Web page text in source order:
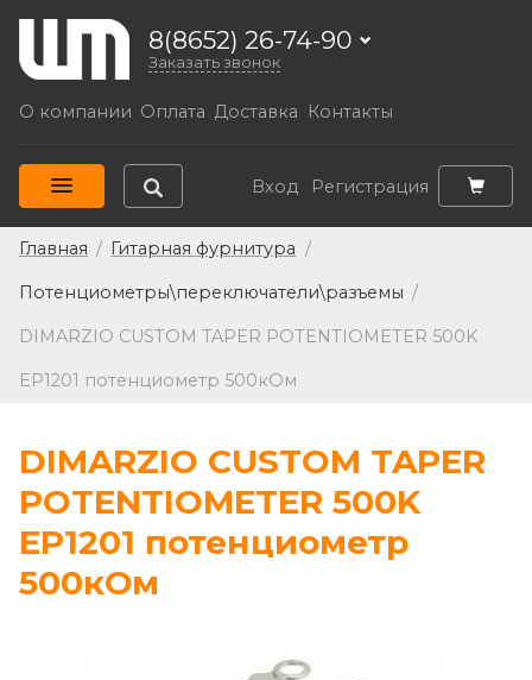
8(8652) 26-74-90
Заказать звонок
О компании Оплата Доставка Контакты
Вход Регистрация
Главная / Гитарная фурнитура /
Потенциометры\переключатели\разъемы /
DIMARZIO CUSTOM TAPER POTENTIOMETER 500K
EP1201 потенциометр 500кОм
DIMARZIO CUSTOM TAPER
POTENTIOMETER 500K
EP1201 потенциометр
500кОм